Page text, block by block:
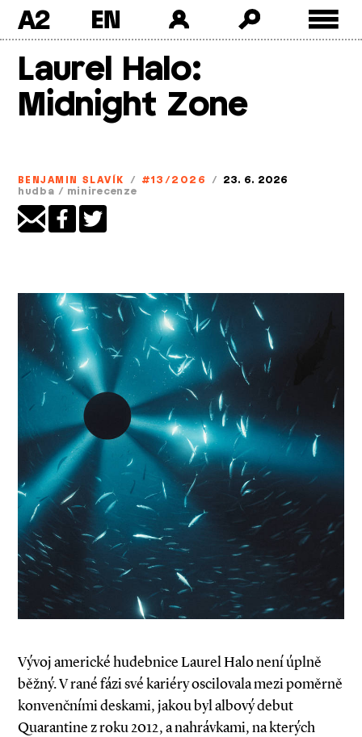
content
A2
Laurel Halo:
Midnight Zone
BENJAMIN SLAVÍK / #13/2026 / 23. 6. 2026
hudba / minirecenze
Vývoj americké hudebnice Laurel Halo není úplně
běžný. V rané fázi své kariéry oscilovala mezi poměrně
konvenčními deskami, jakou byl albový debut
Quarantine z roku 2012, a nahrávkami, na kterých